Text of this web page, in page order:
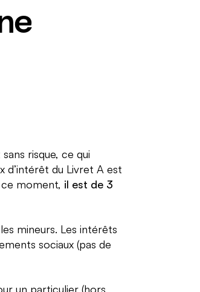
risque, ce qui
d’intérêt du Livret A est
moment, il est de 3
mineurs. Les intérêts
sociaux (pas de
un particulier (hors